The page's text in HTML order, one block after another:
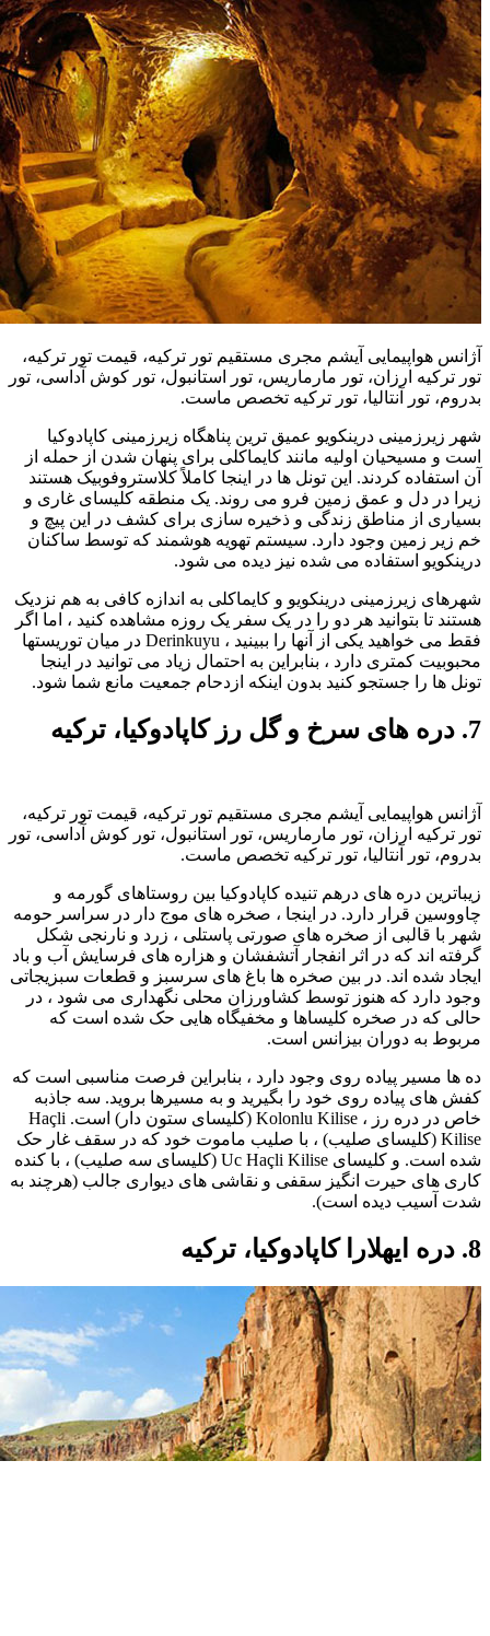
آژانس هواپیمایی آیشم مجری مستقیم تور ترکیه، قیمت تور ترکیه،
تور ترکیه ارزان، تور مارماریس، تور استانبول، تور کوش آداسی، تور
بدروم، تور آنتالیا، تور ترکیه تخصص ماست.
شهر زیرزمینی درینکویو عمیق ترین پناهگاه زیرزمینی کاپادوکیا
است و مسیحیان اولیه مانند کایماکلی برای پنهان شدن از حمله از
آن استفاده کردند. این تونل ها در اینجا کاملاً کلاستروفوبیک هستند
زیرا در دل و عمق زمین فرو می روند. یک منطقه کلیسای غاری و
بسیاری از مناطق زندگی و ذخیره سازی برای کشف در این پیچ و
خم زیر زمین وجود دارد. سیستم تهویه هوشمند که توسط ساکنان
درینکویو استفاده می شده نیز دیده می شود.
شهرهای زیرزمینی درینکویو و کایماکلی به اندازه کافی به هم نزدیک
هستند تا بتوانید هر دو را در یک سفر یک روزه مشاهده کنید ، اما اگر
فقط می خواهید یکی از آنها را ببینید ، Derinkuyu در میان توریستها
محبوبیت کمتری دارد ، بنابراین به احتمال زیاد می توانید در اینجا
تونل ها را جستجو کنید بدون اینکه ازدحام جمعیت مانع شما شود.
7. دره های سرخ و گل رز کاپادوکیا، ترکیه
آژانس هواپیمایی آیشم مجری مستقیم تور ترکیه، قیمت تور ترکیه،
تور ترکیه ارزان، تور مارماریس، تور استانبول، تور کوش آداسی، تور
بدروم، تور آنتالیا، تور ترکیه تخصص ماست.
زیباترین دره های درهم تنیده کاپادوکیا بین روستاهای گورمه و
چاووسین قرار دارد. در اینجا ، صخره های موج دار در سراسر حومه
شهر با قالبی از صخره های صورتی پاستلی ، زرد و نارنجی شکل
گرفته اند که در اثر انفجار آتشفشان و هزاره های فرسایش آب و باد
ایجاد شده اند. در بین صخره ها باغ های سرسبز و قطعات سبزیجاتی
وجود دارد که هنوز توسط کشاورزان محلی نگهداری می شود ، در
حالی که در صخره کلیساها و مخفیگاه هایی حک شده است که
مربوط به دوران بیزانس است.
ده ها مسیر پیاده روی وجود دارد ، بنابراین فرصت مناسبی است که
کفش های پیاده روی خود را بگیرید و به مسیرها بروید. سه جاذبه
خاص در دره رز ، Kolonlu Kilise (کلیسای ستون دار) است. Haçli
Kilise (کلیسای صلیب) ، با صلیب ماموت خود که در سقف غار حک
شده است. و کلیسای Uc Haçli Kilise (کلیسای سه صلیب) ، با کنده
کاری های حیرت انگیز سقفی و نقاشی های دیواری جالب (هرچند به
شدت آسیب دیده است).
8. دره ایهلارا کاپادوکیا، ترکیه